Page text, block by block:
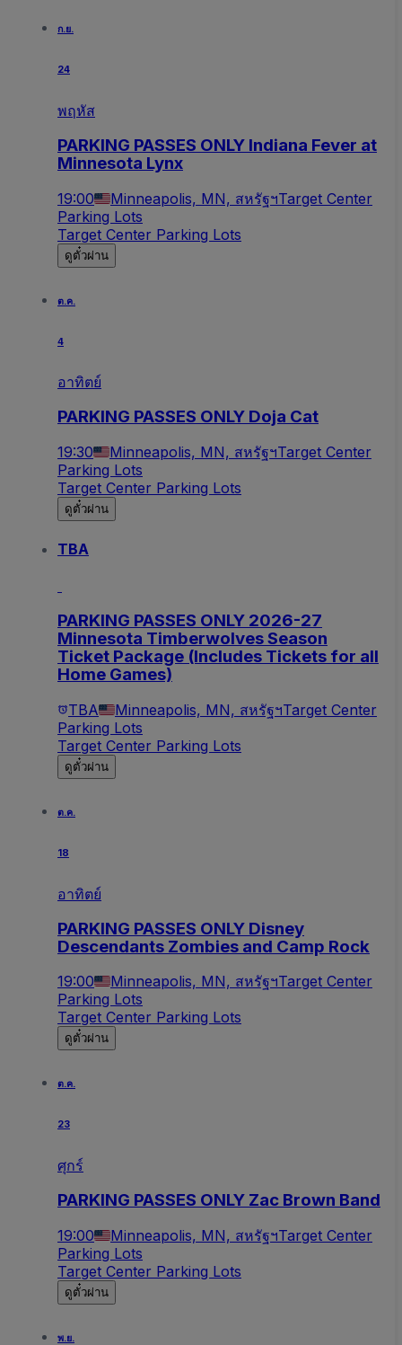
ก.ย.
24
พฤหัส
PARKING PASSES ONLY Indiana Fever at
Minnesota Lynx
19:00 Minneapolis, MN, สหรัฐฯTarget Center
Parking Lots
Target Center Parking Lots
ดูตั๋วผ่าน
ต.ค.
4
อาทิตย์
PARKING PASSES ONLY Doja Cat
19:30 Minneapolis, MN, สหรัฐฯTarget Center
Parking Lots
Target Center Parking Lots
ดูตั๋วผ่าน
TBA
PARKING PASSES ONLY 2026-27
Minnesota Timberwolves Season
Ticket Package (Includes Tickets for all
Home Games)
TBA Minneapolis, MN, สหรัฐฯTarget Center
Parking Lots
Target Center Parking Lots
ดูตั๋วผ่าน
ต.ค.
18
อาทิตย์
PARKING PASSES ONLY Disney
Descendants Zombies and Camp Rock
19:00 Minneapolis, MN, สหรัฐฯTarget Center
Parking Lots
Target Center Parking Lots
ดูตั๋วผ่าน
ต.ค.
23
ศุกร์
PARKING PASSES ONLY Zac Brown Band
19:00 Minneapolis, MN, สหรัฐฯTarget Center
Parking Lots
Target Center Parking Lots
ดูตั๋วผ่าน
พ.ย.